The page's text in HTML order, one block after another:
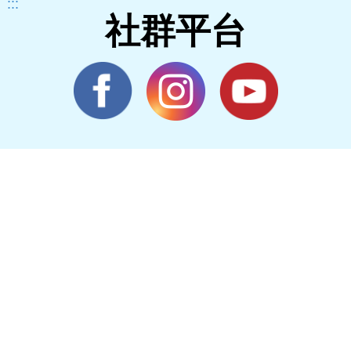
:::
社群平台